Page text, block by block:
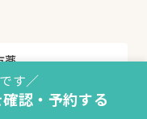
薬
す／
認・予約する